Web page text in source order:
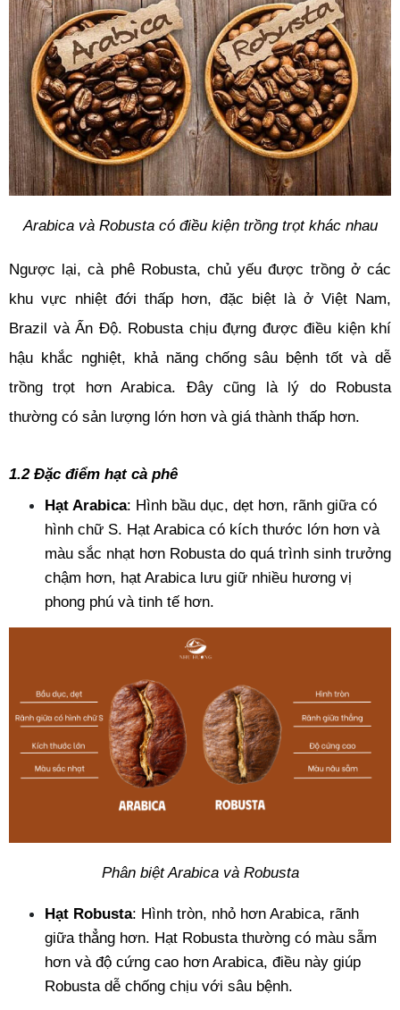
Arabica và Robusta có điều kiện trồng trọt khác nhau
Ngược lại, cà phê Robusta, chủ yếu được trồng ở các
khu vực nhiệt đới thấp hơn, đặc biệt là ở Việt Nam,
Brazil và Ấn Độ. Robusta chịu đựng được điều kiện khí
hậu khắc nghiệt, khả năng chống sâu bệnh tốt và dễ
trồng trọt hơn Arabica. Đây cũng là lý do Robusta
thường có sản lượng lớn hơn và giá thành thấp hơn.
1.2 Đặc điểm hạt cà phê
Hạt Arabica: Hình bầu dục, dẹt hơn, rãnh giữa có
hình chữ S. Hạt Arabica có kích thước lớn hơn và
màu sắc nhạt hơn Robusta do quá trình sinh trưởng
chậm hơn, hạt Arabica lưu giữ nhiều hương vị
phong phú và tinh tế hơn.
Phân biệt Arabica và Robusta
Hạt Robusta: Hình tròn, nhỏ hơn Arabica, rãnh
giữa thẳng hơn. Hạt Robusta thường có màu sẫm
hơn và độ cứng cao hơn Arabica, điều này giúp
Robusta dễ chống chịu với sâu bệnh.